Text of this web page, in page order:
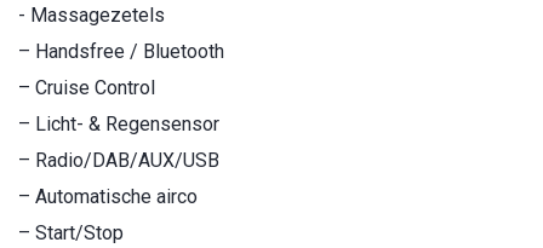
- Massagezetels
– Handsfree / Bluetooth
– Cruise Control
– Licht- & Regensensor
– Radio/DAB/AUX/USB
– Automatische airco
– Start/Stop